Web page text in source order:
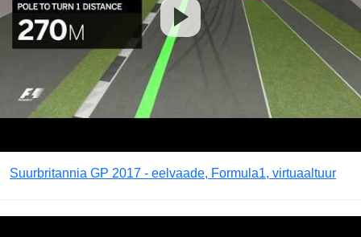
Suurbritannia GP 2017 - eelvaade, Formula1, virtuaaltuur